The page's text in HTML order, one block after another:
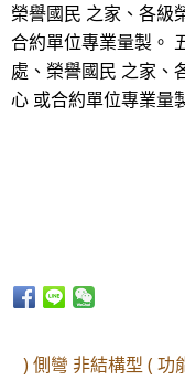
榮譽國民 之家、各級
合約單位專業量製。
處、榮譽國民 之家、
心 或合約單位專業量
) 側彎 非結構型 ( 功